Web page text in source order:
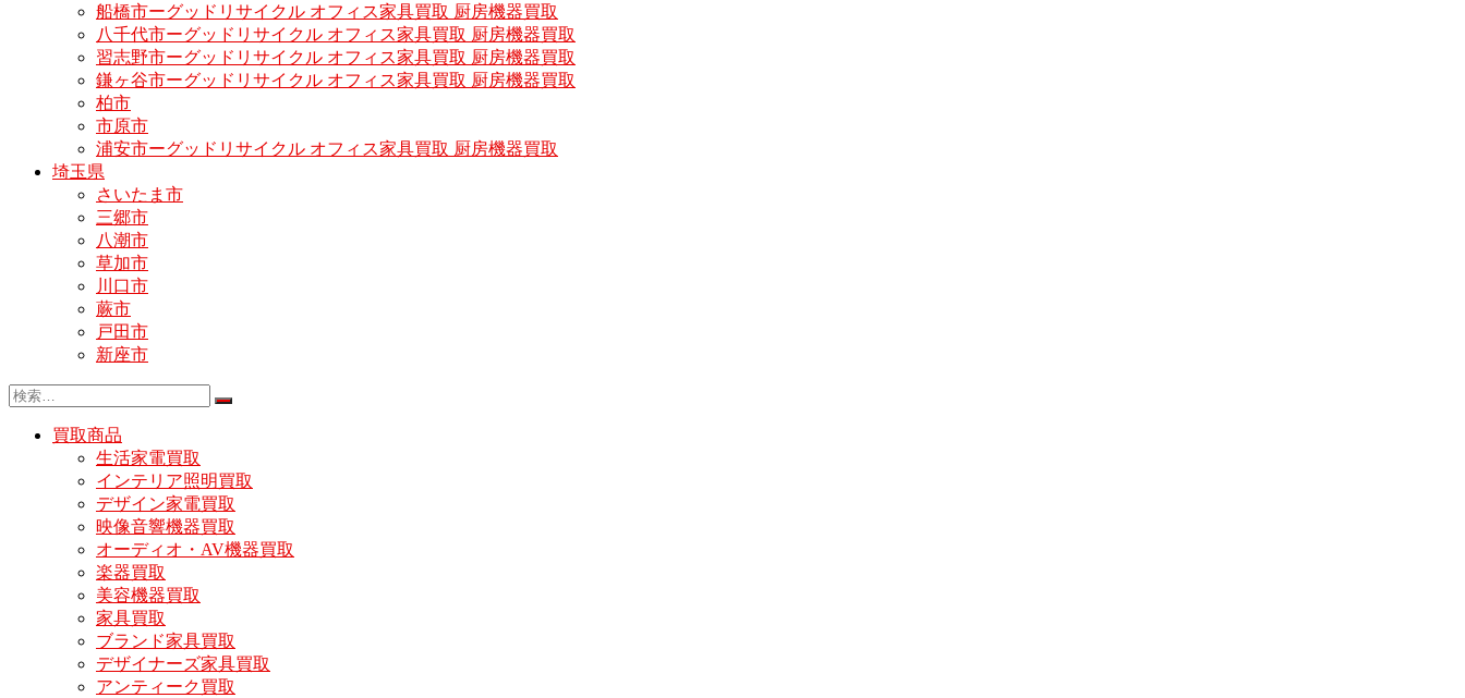
船橋市ーグッドリサイクル オフィス家具買取 厨房機器買取
八千代市ーグッドリサイクル オフィス家具買取 厨房機器買取
習志野市ーグッドリサイクル オフィス家具買取 厨房機器買取
鎌ヶ谷市ーグッドリサイクル オフィス家具買取 厨房機器買取
柏市
市原市
浦安市ーグッドリサイクル オフィス家具買取 厨房機器買取
埼玉県
さいたま市
三郷市
八潮市
草加市
川口市
蕨市
戸田市
新座市
買取商品
生活家電買取
インテリア照明買取
デザイン家電買取
映像音響機器買取
オーディオ・AV機器買取
楽器買取
美容機器買取
家具買取
ブランド家具買取
デザイナーズ家具買取
アンティーク買取